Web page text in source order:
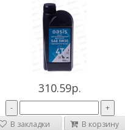
310.59р.
-
+
В закладки
В корзину